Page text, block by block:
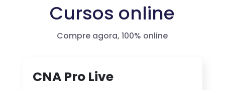
Cursos online
Compre agora, 100% online
CNA Pro Live